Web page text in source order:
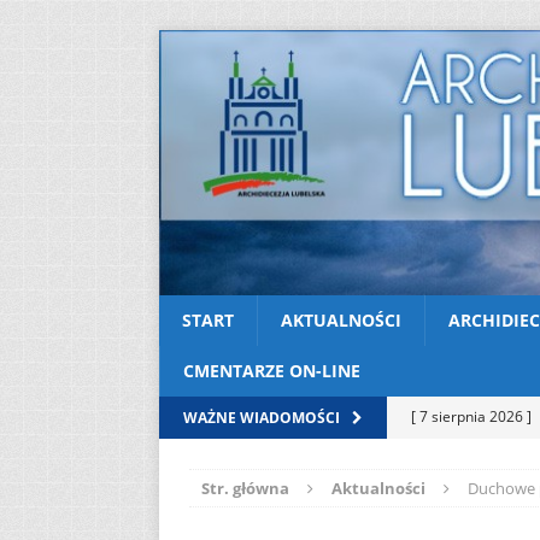
START AKTUALNOŚCI
CMENTARZE ON-LINE
WAŻNE WIADOMOŚCI [ 7 sierpnia 2026 ]
[ 6 sierpnia 2026 ]
Str. główna Aktualności Duchowe